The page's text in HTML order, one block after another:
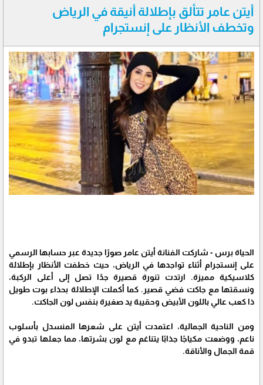
أيتن عامر تتألق بإطلالة أنيقة في الرياض
وتخطف الأنظار على إنستجرام
الحياة برس - شاركت الفنانة أيتن عامر صورًا جديدة عبر حسابها الرسمي
على إنستجرام أثناء تواجدها في الرياض، حيث خطفت الأنظار بإطلالة
كلاسيكية مميزة. ارتدت تنورة قصيرة جدًا تصل إلى أعلى الركبة،
ونسقتها مع جاكت فضي قصير. كما أكملت الإطلالة بحذاء بوت طويل
ذا كعب عالي باللون الأبيض وحقيبة يد صغيرة بنفس لون الجاكت.
ومن الناحية الجمالية، اعتمدت أيتن على شعرها المنسدل بأسلوب
ناعم، ووضعت مكياجًا جذابًا يتناغم مع لون بشرتها، مما جعلها تبدو في
قمة الجمال والأناقة.